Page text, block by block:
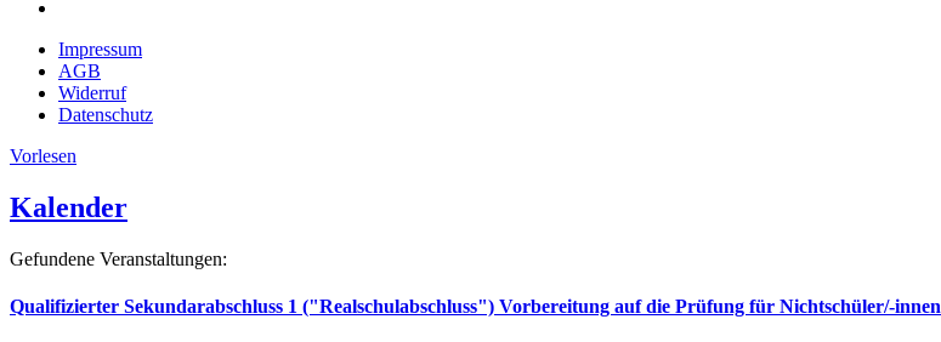
Impressum
AGB
Widerruf
Datenschutz
Vorlesen
Kalender
Gefundene Veranstaltungen:
Qualifizierter Sekundarabschluss 1 ("Realschulabschluss") Vorbereitung auf die Prüfung für Nichtschüler/-innen